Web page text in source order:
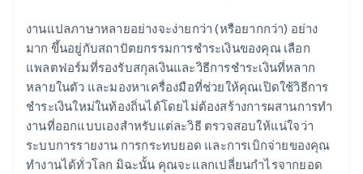
งานแปลภาษาหลายอย่างจะง่ายกว่า (หรือยากกว่า) อย่าง
มาก ขึ้นอยู่กับสถาปัตยกรรมการชำระเงินของคุณ เลือก
แพลตฟอร์มที่รองรับสกุลเงินและวิธีการชําระเงินที่หลาก
หลายในตัว และมองหาเครื่องมือที่ช่วยให้คุณเปิดใช้วิธีการ
ชําระเงินใหม่ในท้องถิ่นได้โดยไม่ต้องสร้างการผสานการทํา
งานที่ออกแบบเองสําหรับแต่ละวิธี ตรวจสอบให้แน่ใจว่า
ระบบการรายงาน การกระทบยอด และการเบิกจ่ายของคุณ
ทํางานได้ทั่วโลก มิฉะนั้น คุณจะแลกเปลี่ยนกำไรจากยอด